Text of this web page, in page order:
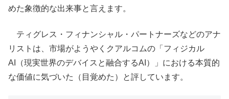
めた象徴的な出来事と言えます。
ティグレス・フィナンシャル・パートナーズなどのアナ
リストは、市場がようやくクアルコムの「フィジカル
AI（現実世界のデバイスと融合するAI）」における本質的
な価値に気づいた（目覚めた）と評しています。